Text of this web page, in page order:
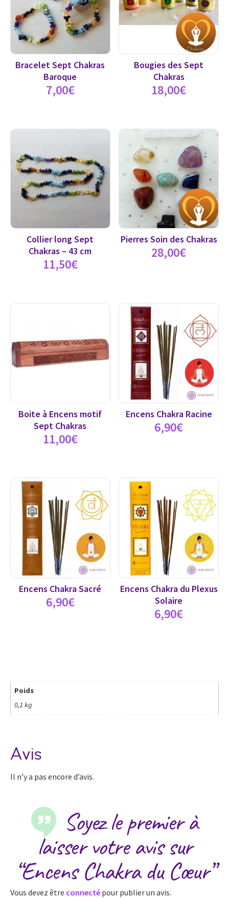
Bracelet Sept Chakras
Baroque
7,00€
Bougies des Sept
Chakras
18,00€
Collier long Sept
Chakras – 43 cm
11,50€
Pierres Soin des Chakras
28,00€
Boite à Encens motif
Sept Chakras
11,00€
Encens Chakra Racine
6,90€
Encens Chakra Sacré
6,90€
Encens Chakra du Plexus
Solaire
6,90€
Poids
0,1 kg
Avis
Il n’y a pas encore d’avis.
Soyez le premier à
laisser votre avis sur
“Encens Chakra du Cœur”
Vous devez être connecté pour publier un avis.